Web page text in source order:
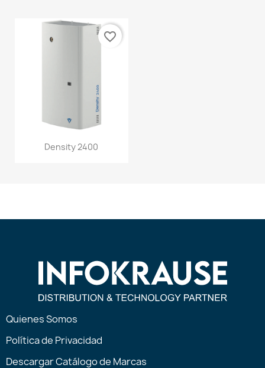
Density 2400
favorite_border
Quienes Somos
Política de Privacidad
Descargar Catálogo de Marcas